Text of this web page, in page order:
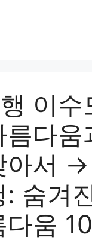
이수
다움
아서
: 숨겨
다움